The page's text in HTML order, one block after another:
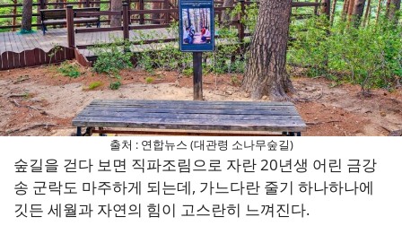
출처 : 연합뉴스 (대관령 소나무숲길)
숲길을 걷다 보면 직파조림으로 자란 20년생 어린 금강
송 군락도 마주하게 되는데, 가느다란 줄기 하나하나에
깃든 세월과 자연의 힘이 고스란히 느껴진다.